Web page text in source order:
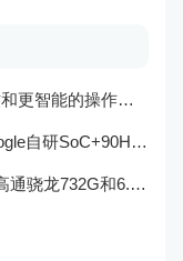
智能的操作系统
研SoC+90Hz屏幕
屏幕，支持33W快速充电